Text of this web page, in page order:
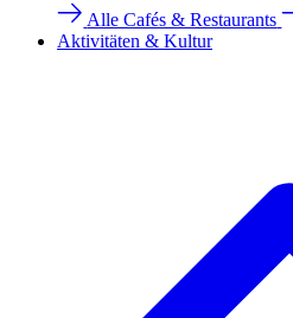
Alle Cafés & Restaurants
Aktivitäten & Kultur